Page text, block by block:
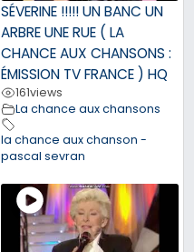
SÉVERINE !!!!! UN BANC UN
ARBRE UNE RUE ( LA
CHANCE AUX CHANSONS :
ÉMISSION TV FRANCE ) HQ
161views
La chance aux chansons
la chance aux chanson -
pascal sevran